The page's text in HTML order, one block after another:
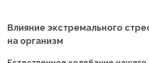
Влияние экстремального
на организм